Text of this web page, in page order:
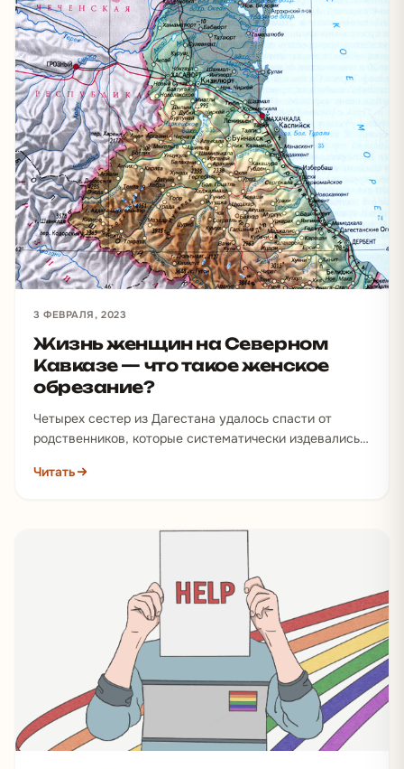
3 ФЕВРАЛЯ, 2023
Жизнь женщин на Северном
Кавказе — что такое женское
обрезание?
Четырех сестер из Дагестана удалось спасти от
родственников, которые систематически издевались
Газимагомедова Аминат и Магомедова Патимат…
Читать